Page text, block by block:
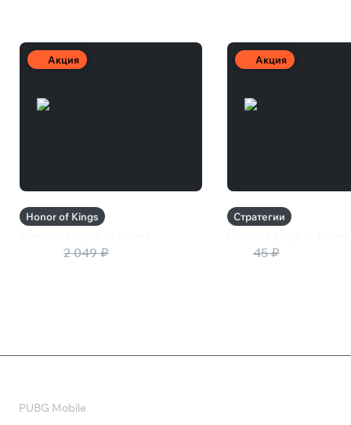
Акция
Honor of Kings
2 049 ₽
Акция
Стратегии
45 ₽
PUBG Mobile